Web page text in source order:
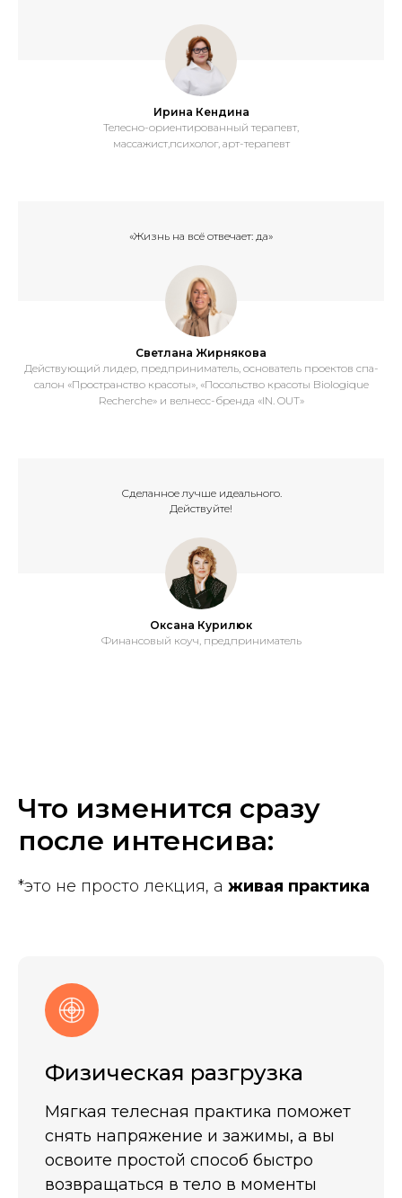
Ирина Кендина
Телесно-ориентированный терапевт,
массажист,психолог, арт-терапевт
«Жизнь на всё отвечает: да»
Светлана Жирнякова
Действующий лидер, предприниматель, основатель проектов спа-
салон «Пространство красоты», «Посольство красоты Biologique
Recherche» и велнесс-бренда «IN. OUT»
Сделанное лучше идеального.
Действуйте!
Оксана Курилюк
Финансовый коуч, предприниматель
Что изменится сразу
после интенсива:
*это не просто лекция, а живая практика
Физическая разгрузка
Мягкая телесная практика поможет
снять напряжение и зажимы, а вы
освоите простой способ быстро
возвращаться в тело в моменты